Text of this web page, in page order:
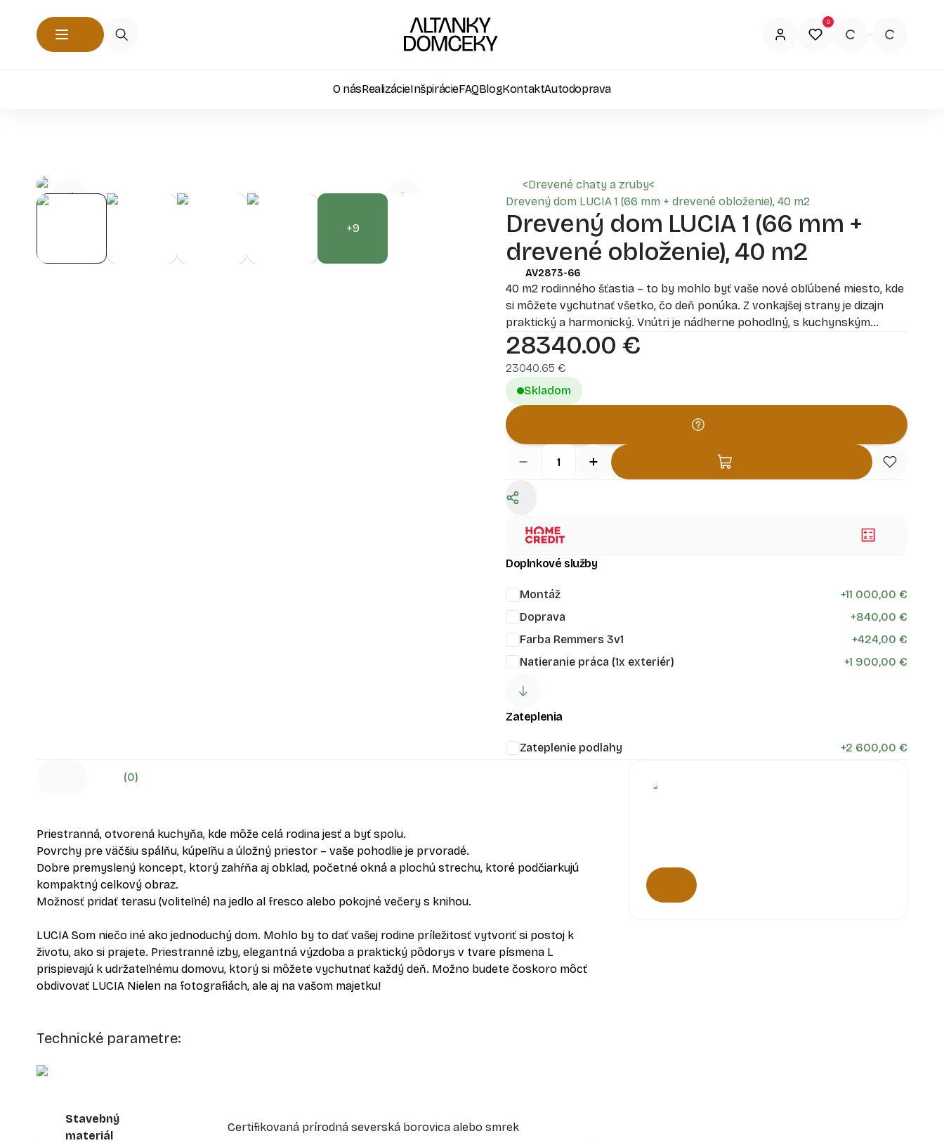
0
O násRealizácieInšpirácieFAQBlogKontaktAutodoprava
+9
<Drevené chaty a zruby<
Drevený dom LUCIA 1 (66 mm + drevené obloženie), 40 m2
Drevený dom LUCIA 1 (66 mm +
drevené obloženie), 40 m2
AV2873-66
40 m2 rodinného šťastia – to by mohlo byť vaše nové obľúbené miesto, kde
si môžete vychutnať všetko, čo deň ponúka. Z vonkajšej strany je dizajn
praktický a harmonický. Vnútri je nádherne pohodlný, s kuchynským
kútom, útulnou obývacou izbou, priestrannou spálňou, v ktorej sa hodí
manželská posteľ, a oveľa viac. Pozrite sa na pôdorys - živé sny s LUCIA I
sú vytvorené sami!
zatepliť.
28340.00 €
23040.65 €
Skladom
Doplnkové služby
Montáž +11 000,00 €
Doprava
+840,00 €
Farba Remmers 3v1
+424,00 €
Natieranie práca (1x exteriér)
+1 900,00 €
Zateplenia
Zateplenie podlahy +2 600,00 €
(0)
Priestranná, otvorená kuchyňa, kde môže celá rodina jesť a byť spolu.
Povrchy pre väčšiu spálňu, kúpeľňu a úložný priestor – vaše pohodlie je prvoradé.
Dobre premyslený koncept, ktorý zahŕňa aj obklad, početné okná a plochú strechu, ktoré podčiarkujú
kompaktný celkový obraz.
Možnosť pridať terasu (voliteľné) na jedlo al fresco alebo pokojné večery s knihou.
LUCIA Som niečo iné ako jednoduchý dom. Mohlo by to dať vašej rodine príležitosť vytvoriť si postoj k
životu, ako si prajete. Priestranné izby, elegantná výzdoba a praktický pôdorys v tvare písmena L
prispievajú k udržateľnému domovu, ktorý si môžete vychutnať každý deň. Možno budete čoskoro môcť
obdivovať LUCIA Nielen na fotografiách, ale aj na vašom majetku!
Technické parametre:
Stavebný
materiál
Certifikovaná prírodná severská borovica alebo smrek